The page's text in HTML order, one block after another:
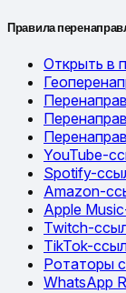
Правила
Открыть в
YouTube-
Spotify-
Amazon-
Apple
Twitch-
TikTok-
Ротаторы
WhatsApp